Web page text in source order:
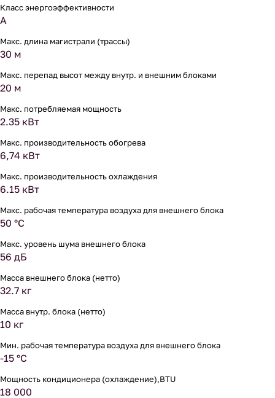
Класс энергоэффективности
A
Макс. длина магистрали (трассы)
30 м
Макс. перепад высот между внутр. и внешним блоками
20 м
Макс. потребляемая мощность
2.35 кВт
Макс. производительность обогрева
6,74 кВт
Макс. производительность охлаждения
6.15 кВт
Макс. рабочая температура воздуха для внешнего блока
50 °С
Макс. уровень шума внешнего блока
56 дБ
Масса внешнего блока (нетто)
32.7 кг
Масса внутр. блока (нетто)
10 кг
Мин. рабочая температура воздуха для внешнего блока
-15 °С
Мощность кондиционера (охлаждение),BTU
18 000